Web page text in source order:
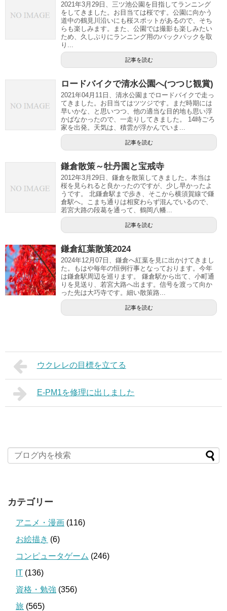
2021年3月29日、三ツ池公園を目指してランニング
をしてきました。お目当ては桜です。公園に向かう
道中の鶴見川沿いにも桜スポットがあるので、そち
らも楽しみます。また、公園では撮影も楽しみたい
ため、久しぶりにランニング用のバックパックを取
り...
記事を読む
ロードバイクで清水公園へ(つつじ観賞)
2021年04月11日、清水公園までロードバイクで走っ
てきました。お目当てはツツジです。まだ時期には
早いかな、と思いつつ、他の適当な目的地も思い浮
かばなかったので、一走りしてきました。 14時ごろ
家を出発。天気は、積雲が浮かんでいま...
記事を読む
鎌倉散策～牡丹園と宝戒寺
2012年3月29日、鎌倉を散策してきました。本当は
桜を見られると良かったのですが、少し早かったよ
うです。 北鎌倉駅まで歩き、そこから横須賀線で鎌
倉駅へ。こまち通りは相変わらず混んでいるので、
若宮大路の段葛を通って、鶴岡八幡...
記事を読む
鎌倉紅葉散策2024
2024年12月07日、鎌倉へ紅葉を見に出かけてきまし
た。もはや毎年の恒例行事となっております。今年
は鎌倉駅周辺を巡ります。 鎌倉駅から出て、小町通
りを見送り、若宮大路へ出ます。信号を渡って向か
った先は大巧寺です。細い散策路...
記事を読む
ウクレレの目標を立てる
E-PM1を修理に出しました
カテゴリー
アニメ・漫画 (116)
お絵描き (6)
コンピュータゲーム (246)
IT (136)
資格・勉強 (356)
旅 (565)